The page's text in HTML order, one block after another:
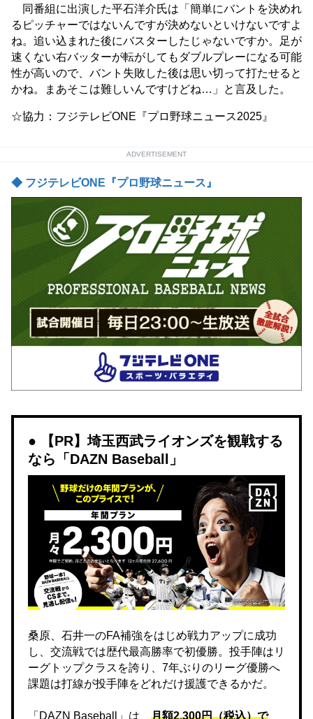
同番組に出演した平石洋介氏は「簡単にバントを決めれ
るピッチャーではないんですが決めないといけないですよ
ね。追い込まれた後にバスターしたじゃないですか。足が
速くない右バッターが転がしてもダブルプレーになる可能
性が高いので、バント失敗した後は思い切って打たせると
かね。まあそこは難しいんですけどね…」と言及した。
☆協力：フジテレビONE『プロ野球ニュース2025』
ADVERTISEMENT
◆ フジテレビONE『プロ野球ニュース』
【PR】埼玉西武ライオンズを観戦する
なら「DAZN Baseball」
桑原、石井一のFA補強をはじめ戦力アップに成功
し、交流戦では歴代最高勝率で初優勝。投手陣はリ
ーグトップクラスを誇り、7年ぶりのリーグ優勝へ
課題は打線が投手陣をどれだけ援護できるかだ。
「DAZN Baseball」は、 月額2,300円（税込）で